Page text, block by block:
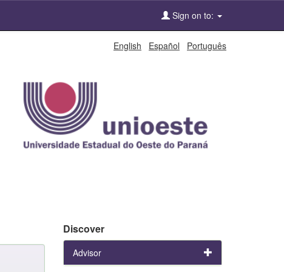
Sign on to:
English Español Português
Discover
Advisor